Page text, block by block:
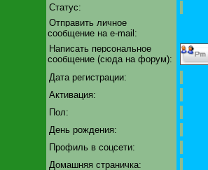
Статус:
Отправить личное
сообщение на e-mail:
Написать персональное
сообщение (сюда на форум):
Дата регистрации:
Активация:
Пол:
День рождения:
Профиль в соцсети:
Домашняя страничка: